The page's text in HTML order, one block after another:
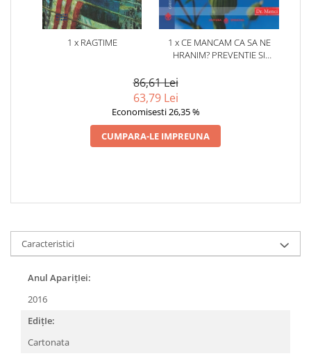
1 x RAGTIME
1 x CE MANCAM CA SA NE
HRANIM? PREVENTIE SI
CARDIOVASCULARE SI IN
86,61 Lei
63,79 Lei
Economisesti 26,35 %
CUMPARA-LE IMPREUNA
Caracteristici
Anul AparițIei:
2016
EdițIe:
Cartonata